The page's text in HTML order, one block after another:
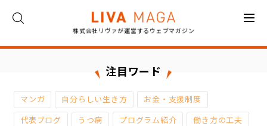
株式会社リヴァが運営するウェブマガジン
ト
ラ
ム
注目ワード
マンガ 自分らしい生き方 お金・支援制度
代表ブログ うつ病 プログラム紹介 働き方の工夫